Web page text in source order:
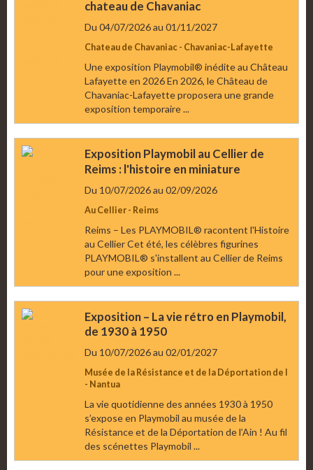
chateau de Chavaniac
Du 04/07/2026au 01/11/2027
Chateau de Chavaniac - Chavaniac-Lafayette
Une exposition Playmobil® inédite au Château
Lafayette en 2026 En 2026, le Château de
Chavaniac-Lafayette proposera une grande
exposition temporaire ...
Exposition Playmobil au Cellier de
Reims : l'histoire en miniature
Du 10/07/2026au 02/09/2026
Au Cellier - Reims
Reims – Les PLAYMOBIL® racontent l'Histoire
au Cellier Cet été, les célèbres figurines
PLAYMOBIL® s'installent au Cellier de Reims
pour une exposition ...
Exposition – La vie rétro en Playmobil,
de 1930 à 1950
Du 10/07/2026au 02/01/2027
Musée de la Résistance et de la Déportation de l
- Nantua
La vie quotidienne des années 1930 à 1950
s’expose en Playmobil au musée de la
Résistance et de la Déportation de l’Ain ! Au fil
des scénettes Playmobil ...